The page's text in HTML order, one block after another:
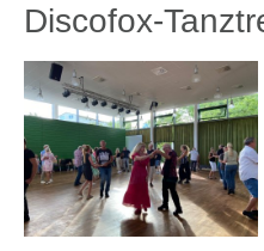
Discofox-